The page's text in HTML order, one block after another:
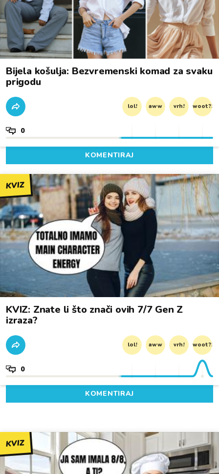
Bijela košulja: Bezvremenski komad za svaku
prigodu
lol! aww vrh! woot?!
0
KOMENTIRAJ
KVIZ
KVIZ: Znate li što znači ovih 7/7 Gen Z
izraza?
lol! aww vrh! woot?!
0
KOMENTIRAJ
KVIZ